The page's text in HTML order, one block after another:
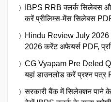
IBPS RRB क्लर्क सिलेबस और
करें प्रीलिम्स-मेंस सिलेबस
Hindu Review July 2026
2026 करेंट अफेयर्स PDF,
CG Vyapam Pre Deled
यहां डाउनलोड करें प्रश्न पत्र
सरकारी बैंक में सिलेक्शन पाने के